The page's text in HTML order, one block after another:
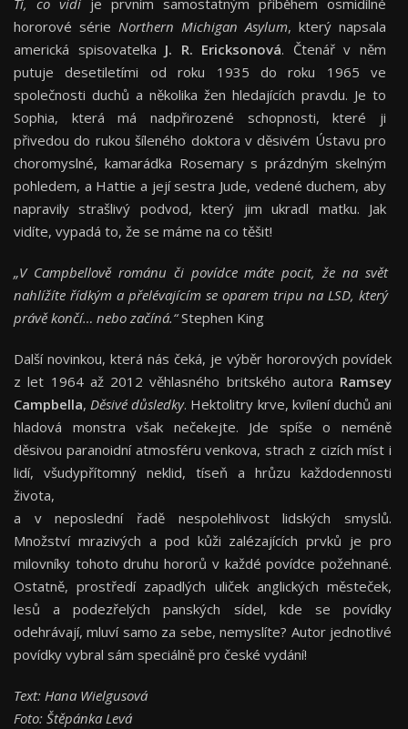
Ti, co vidí je prvním samostatným příběhem osmidílné
hororové série Northern Michigan Asylum, který napsala
americká spisovatelka J. R. Ericksonová. Čtenář v něm
putuje desetiletími od roku 1935 do roku 1965 ve
společnosti duchů a několika žen hledajících pravdu. Je to
Sophia, která má nadpřirozené schopnosti, které ji
přivedou do rukou šíleného doktora v děsivém Ústavu pro
choromyslné, kamarádka Rosemary s prázdným skelným
pohledem, a Hattie a její sestra Jude, vedené duchem, aby
napravily strašlivý podvod, který jim ukradl matku. Jak
vidíte, vypadá to, že se máme na co těšit!
„V Campbellově románu či povídce máte pocit, že na svět
nahlížíte řídkým a přelévajícím se oparem tripu na LSD, který
právě končí… nebo začíná.“Stephen King
Další novinkou, která nás čeká, je výběr hororových povídek
z let 1964 až 2012 věhlasného britského autora Ramsey
Campbella,Děsivé důsledky. Hektolitry krve, kvílení duchů ani
hladová monstra však nečekejte. Jde spíše o neméně
děsivou paranoidní atmosféru venkova, strach z cizích míst i
lidí, všudypřítomný neklid, tíseň a hrůzu každodennosti
života,
a v neposlední řadě nespolehlivost lidských smyslů.
Množství mrazivých a pod kůži zalézajících prvků je pro
milovníky tohoto druhu hororů v každé povídce požehnané.
Ostatně, prostředí zapadlých uliček anglických městeček,
lesů a podezřelých panských sídel, kde se povídky
odehrávají, mluví samo za sebe, nemyslíte? Autor jednotlivé
povídky vybral sám speciálně pro české vydání!
Text: Hana Wielgusová
Foto: Štěpánka Levá